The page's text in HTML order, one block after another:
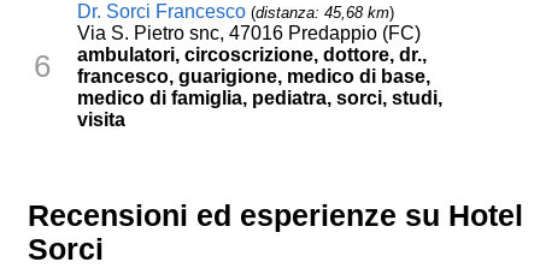
6
Dr. Sorci Francesco (distanza: 45,68 km)
Via S. Pietro snc, 47016 Predappio (FC)
ambulatori, circoscrizione, dottore, dr.,
francesco, guarigione, medico di base,
medico di famiglia, pediatra, sorci, studi,
visita
Recensioni ed esperienze su Hotel
Sorci